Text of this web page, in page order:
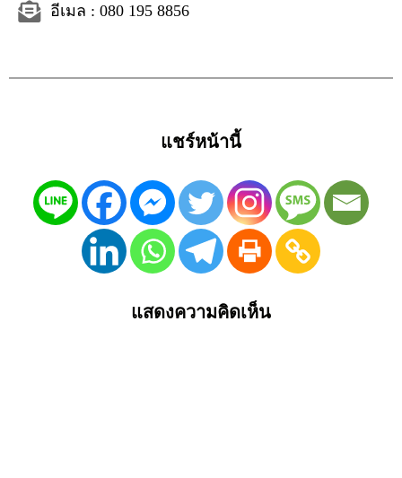
อีเมล : 080 195 8856
แชร์หน้านี้
แสดงความคิดเห็น